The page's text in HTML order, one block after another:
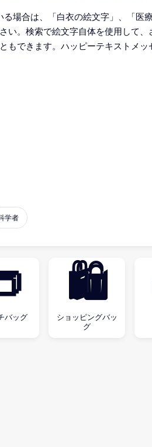
場合は、「白衣の絵文字」、「医
い。検索で絵文字自体を使用して
もできます。ハッピーテキストメッ
学者
バッグ
🛍
ショッピングバッ
グ